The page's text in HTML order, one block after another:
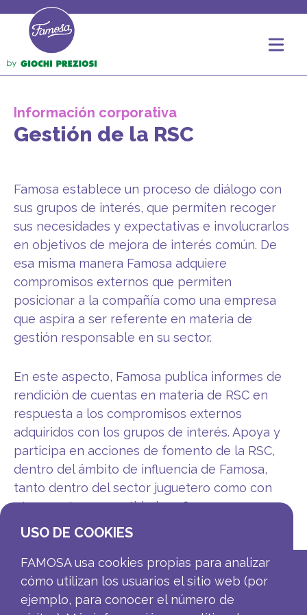
Información corporativa
Gestión de la RSC
Famosa establece un proceso de diálogo con
sus grupos de interés, que permiten recoger
sus necesidades y expectativas e involucrarlos
en objetivos de mejora de interés común. De
esa misma manera Famosa adquiere
compromisos externos que permiten
posicionar a la compañía como una empresa
que aspira a ser referente en materia de
gestión responsable en su sector.
En este aspecto, Famosa publica informes de
rendición de cuentas en materia de RSC en
respuesta a los compromisos externos
adquiridos con los grupos de interés. Apoya y
participa en acciones de fomento de la RSC,
dentro del ámbito de influencia de Famosa,
tanto dentro del sector juguetero como con
otros sectores o entidades afines.
USO DE COOKIES
FAMOSA usa cookies propias para analizar
cómo utilizan los usuarios el sitio web (por
ejemplo, para conocer el número de